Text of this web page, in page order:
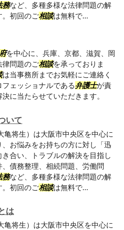
務など、多種多様な法律問題の解
。初回のご相談は無料で...
を中心に、兵庫、京都、滋賀、岡
律問題のご相談を承っておりま
は当事務所までお気軽にご連絡く
ェッショナルである弁護士が責
に当たらせていただきます。
いて
亀将生）は大阪市中央区を中心に
お悩みをお持ちの方に対し「迅
合い、トラブルの解決を目指し
債務整理、相続問題、労働問
務など、多種多様な法律問題の解
。初回のご相談は無料で...
は
亀将生）は大阪市中央区を中心に